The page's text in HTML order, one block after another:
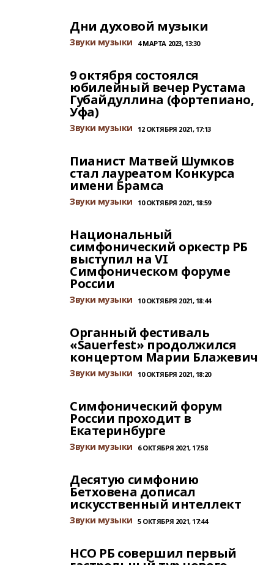
Дни духовой музыки
Звуки музыки 4 МАРТА 2023, 13:30
9 октября состоялся
юбилейный вечер Рустама
Губайдуллина (фортепиано,
Уфа)
Звуки музыки 12 ОКТЯБРЯ 2021, 17:13
Пианист Матвей Шумков
стал лауреатом Конкурса
имени Брамса
Звуки музыки 10 ОКТЯБРЯ 2021, 18:59
Национальный
симфонический оркестр РБ
выступил на VI
Симфоническом форуме
России
Звуки музыки 10 ОКТЯБРЯ 2021, 18:44
Органный фестиваль
«Sauerfest» продолжился
концертом Марии Блажевич
Звуки музыки 10 ОКТЯБРЯ 2021, 18:20
Симфонический форум
России проходит в
Екатеринбурге
Звуки музыки 6 ОКТЯБРЯ 2021, 17:58
Десятую симфонию
Бетховена дописал
искусственный интеллект
Звуки музыки 5 ОКТЯБРЯ 2021, 17:44
НСО РБ совершил первый